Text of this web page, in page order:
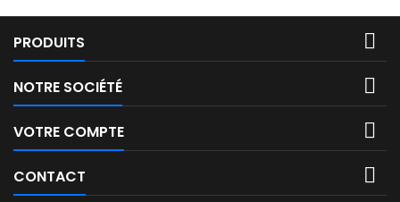
PRODUITS 
NOTRE SOCIÉTÉ 
VOTRE COMPTE 
CONTACT 